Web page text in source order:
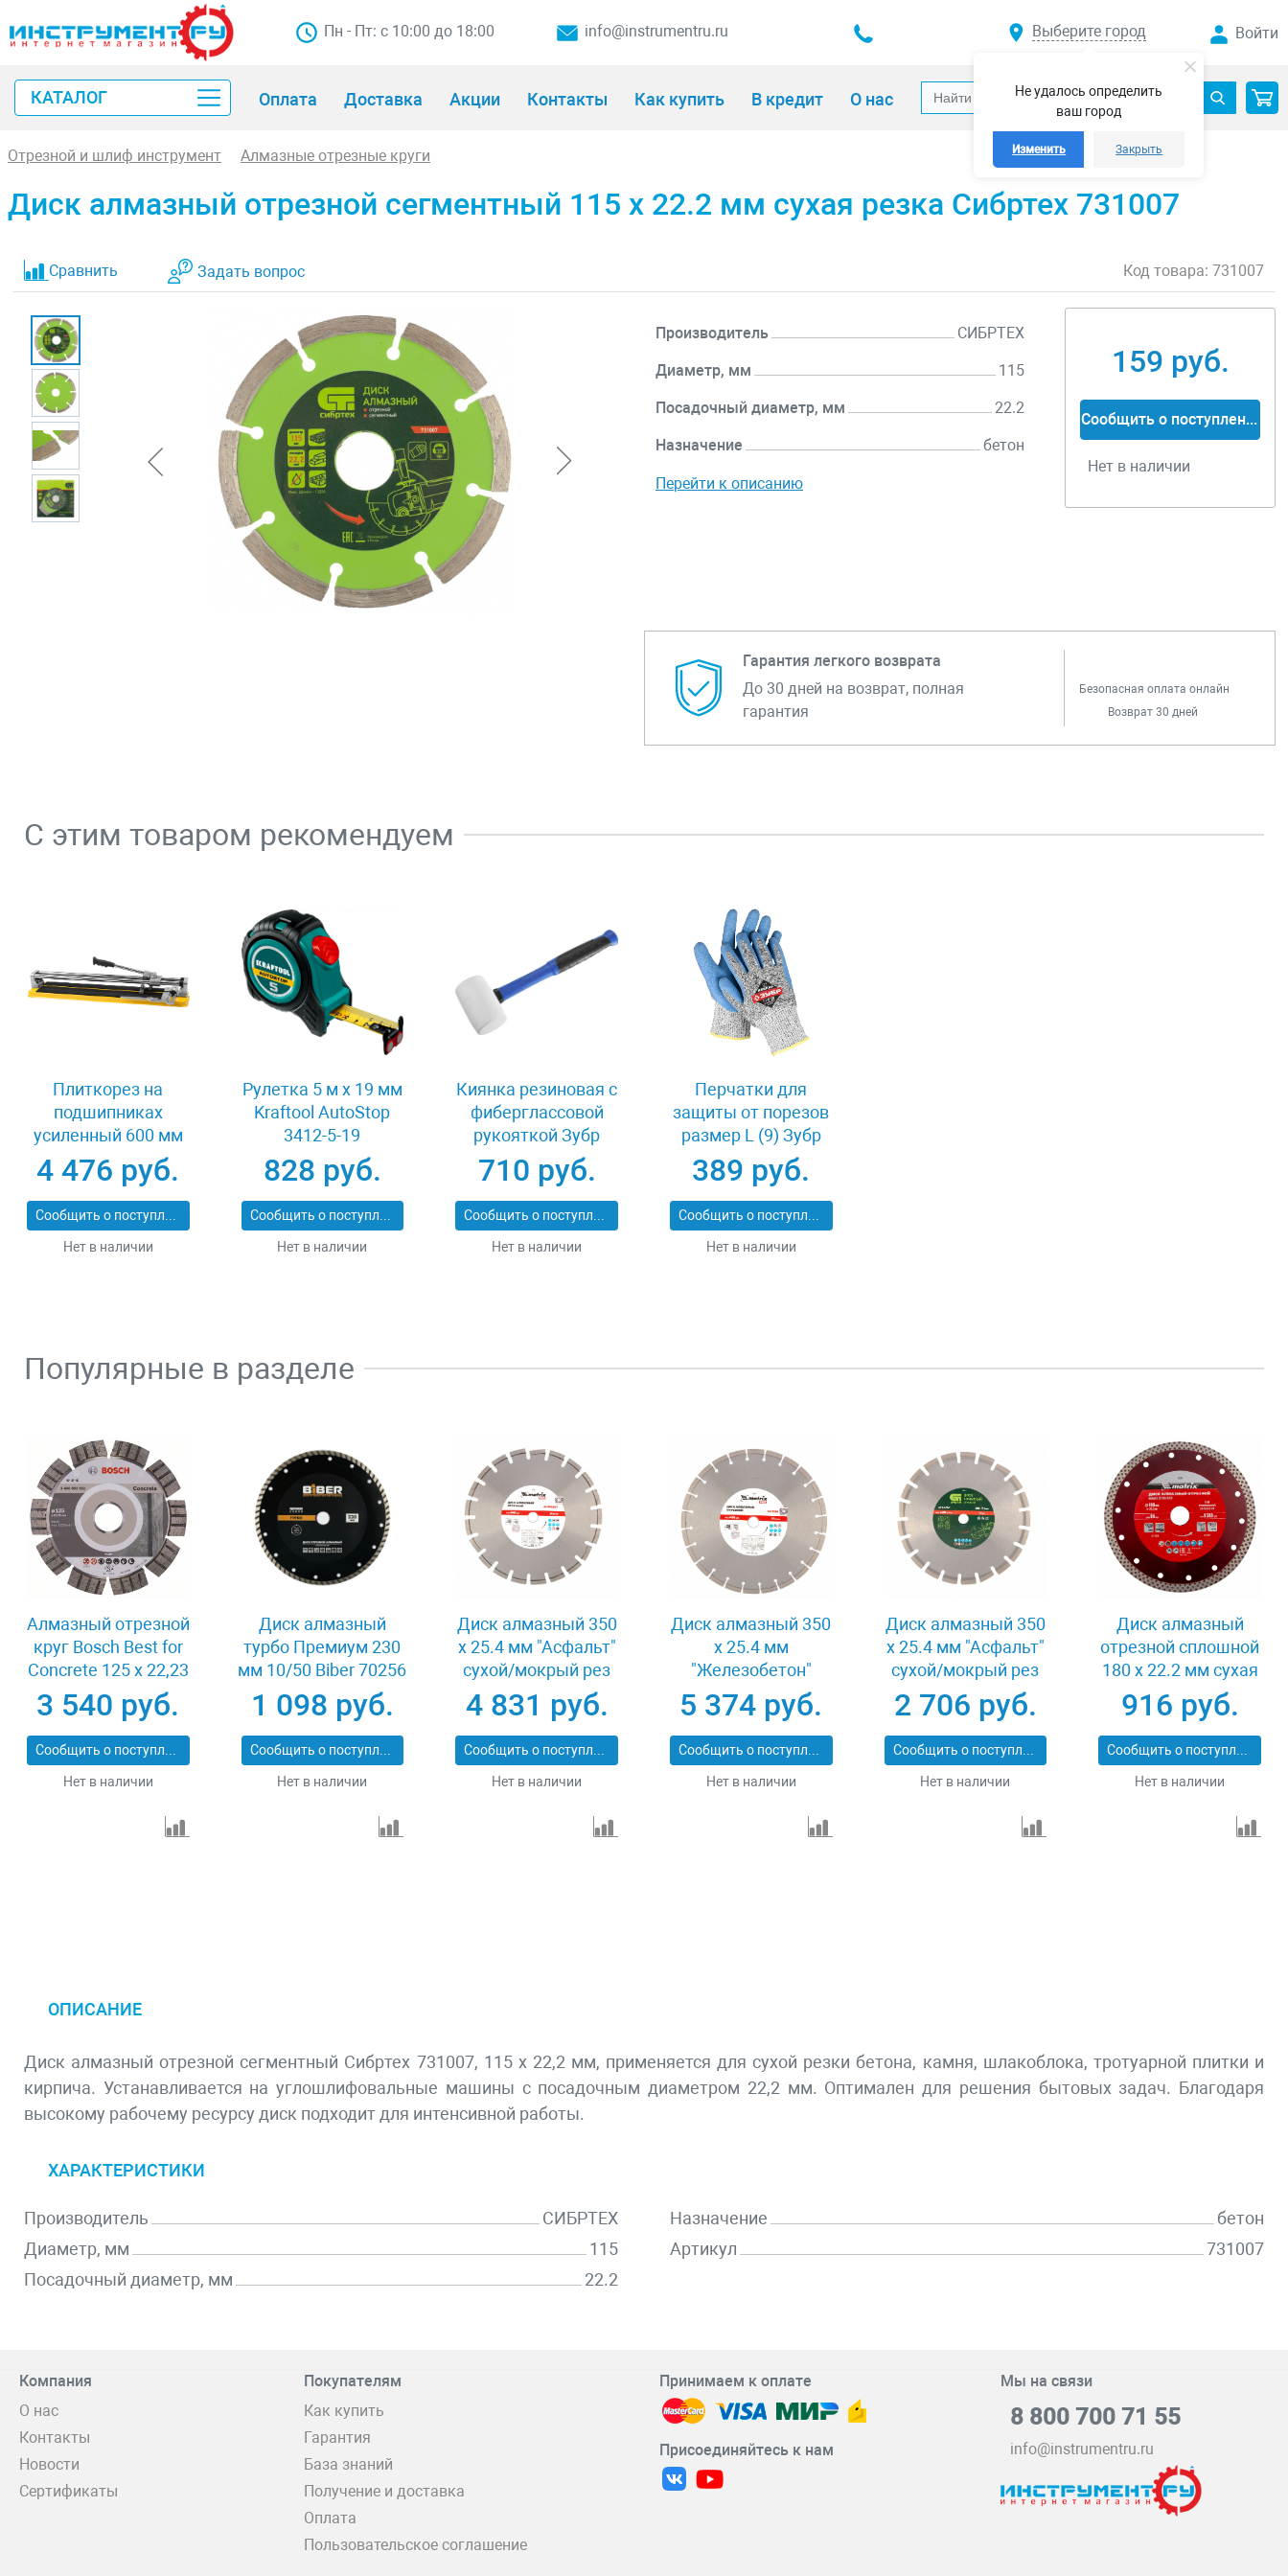
Не удалось определить
ваш город
Изменить Закрыть
Пн - Пт: с 10:00 до 18:00 info@instrumentru.ru Выберите город Войти
КАТАЛОГ Оплата Доставка Акции Контакты Как купить В кредит О нас
Отрезной и шлиф инструмент Алмазные отрезные круги
Диск алмазный отрезной сегментный 115 х 22.2 мм сухая резка Сибртех 731007
Сравнить Задать вопрос Код товара: 731007
Производитель СИБРТЕХ
Диаметр, мм 115
Посадочный диаметр, мм 22.2
Назначение бетон
Перейти к описанию
159 руб.
Сообщить о поступлении
Нет в наличии
Гарантия легкого возврата
До 30 дней на возврат, полная
гарантия
Безопасная оплата онлайн
Возврат 30 дней
С этим товаром рекомендуем
Плиткорез на
подшипниках
усиленный 600 мм
Stayer PROFI 3318-60
4 476 руб.
Сообщить о поступлении
Нет в наличии
Рулетка 5 м x 19 мм
Kraftool AutoStop
3412-5-19
828 руб.
Сообщить о поступлении
Нет в наличии
Киянка резиновая с
фиберглассовой
рукояткой Зубр
ПРОФИ 20531-
450_z02
710 руб.
Сообщить о поступлении
Нет в наличии
Перчатки для
защиты от порезов
размер L (9) Зубр
11277-L
389 руб.
Сообщить о поступлении
Нет в наличии
Популярные в разделе
Алмазный отрезной
круг Bosch Best for
Concrete 125 x 22,23
x 2,2 x 12 mm
3 540 руб.
Сообщить о поступлении
Нет в наличии
Диск алмазный
турбо Премиум 230
мм 10/50 Biber 70256
1 098 руб.
Сообщить о поступлении
Нет в наличии
Диск алмазный 350
х 25.4 мм "Асфальт"
сухой/мокрый рез
Pro Matrix 731073
4 831 руб.
Сообщить о поступлении
Нет в наличии
Диск алмазный 350
х 25.4 мм
"Железобетон"
сухой/мокрый рез
Pro Matrix 731103
5 374 руб.
Сообщить о поступлении
Нет в наличии
Диск алмазный 350
х 25.4 мм "Асфальт"
сухой/мокрый рез
Сибртех 731013
2 706 руб.
Сообщить о поступлении
Нет в наличии
Диск алмазный
отрезной сплошной
180 х 22.2 мм сухая
резка Matrix
Professional 73128
916 руб.
Сообщить о поступлении
Нет в наличии
ОПИСАНИЕ
Диск алмазный отрезной сегментный Сибртех 731007, 115 х 22,2 мм, применяется для сухой резки бетона, камня, шлакоблока, тротуарной плитки и
кирпича. Устанавливается на углошлифовальные машины с посадочным диаметром 22,2 мм. Оптимален для решения бытовых задач. Благодаря
высокому рабочему ресурсу диск подходит для интенсивной работы.
ХАРАКТЕРИСТИКИ
Производитель
СИБРТЕХ
Диаметр, мм
115
Посадочный диаметр, мм
22.2
Назначение
бетон
Артикул
731007
Компания
О нас
Контакты
Новости
Сертификаты
Покупателям
Как купить
Гарантия
База знаний
Получение и доставка
Оплата
Пользовательское соглашение
Принимаем к оплате
Присоединяйтесь к нам
Мы на связи
8 800 700 71 55
info@instrumentru.ru